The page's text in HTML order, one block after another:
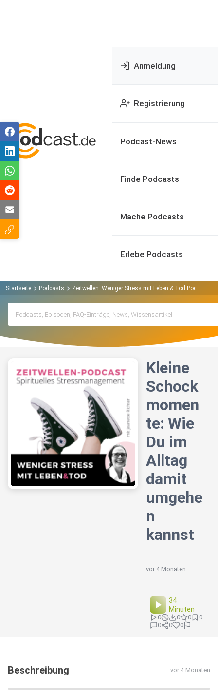
Anmeldung
Registrierung
Podcast-News
Finde Podcasts
Mache Podcasts
Erlebe Podcasts
Startseite Podcasts Zeitwellen: Weniger Stress mit Leben & Tod Podcast
Kleine
Schock
momen
te: Wie
Du im
Alltag
damit
umgehe
n
kannst
vor 4 Monaten
34
Minuten
0 0 0
0
0
0 0
Beschreibung vor 4 Monaten